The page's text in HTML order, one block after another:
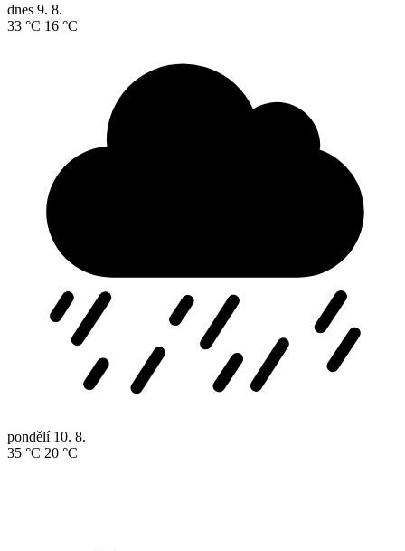
dnes 9. 8.
33 °C 16 °C
pondělí 10. 8.
35 °C 20 °C